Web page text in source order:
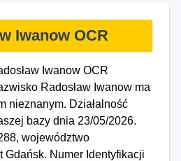
Iwanow OCR
Iwanow OCR
Radosław Iwanow ma
nieznanym. Działalność
bazy dnia 23/05/2026.
województwo
Gdańsk. Numer Identyfikacji